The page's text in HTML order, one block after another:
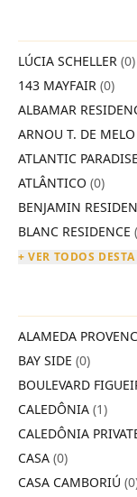
LÚCIA SCHELLER (0)
143 MAYFAIR (0)
ALBAMAR
ARNOU T. DE MELO
ATLANTIC
ATLÂNTICO (0)
BENJAMIN
BLANC RESIDENCE
+ VER TODOS
ALAMEDA
BAY SIDE (0)
BOULEVARD
CALEDÔNIA (1)
CALEDÔNIA
CASA (0)
CASA CAMBORIÚ